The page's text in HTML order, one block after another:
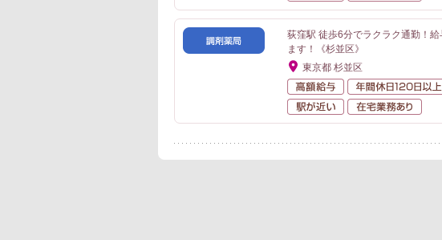
荻窪駅 徒歩6分でラクラク通勤！
ます！《杉並区》
東京都 杉並区
高額給与
駅が近い